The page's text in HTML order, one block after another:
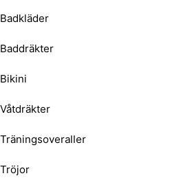
Badkläder
Baddräkter
Bikini
Våtdräkter
Träningsoveraller
Tröjor